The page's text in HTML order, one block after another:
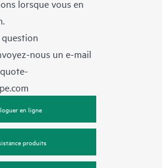
lorsque vous en
nous un e-mail
en ligne
produits